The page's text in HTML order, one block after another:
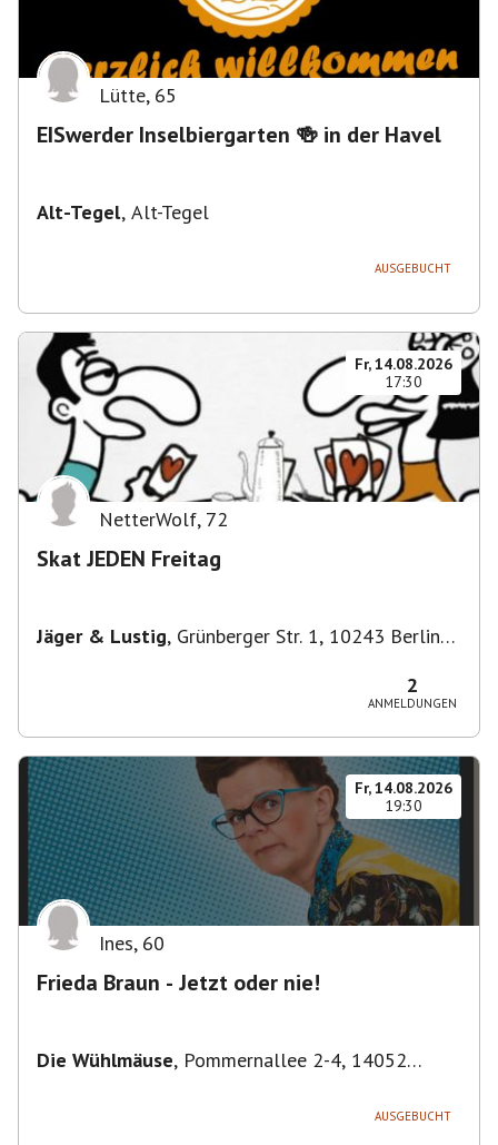
Lütte, 65
EISwerder Inselbiergarten 🍻 in der Havel
Alt-Tegel, Alt-Tegel
AUSGEBUCHT
Fr, 14.08.2026
17:30
NetterWolf, 72
Skat JEDEN Freitag
Jäger & Lustig, Grünberger Str. 1, 10243 Berlin-
2
ANMELDUNGEN
Fr, 14.08.2026
19:30
Ines, 60
Frieda Braun - Jetzt oder nie!
Die Wühlmäuse, Pommernallee 2-4, 14052
AUSGEBUCHT